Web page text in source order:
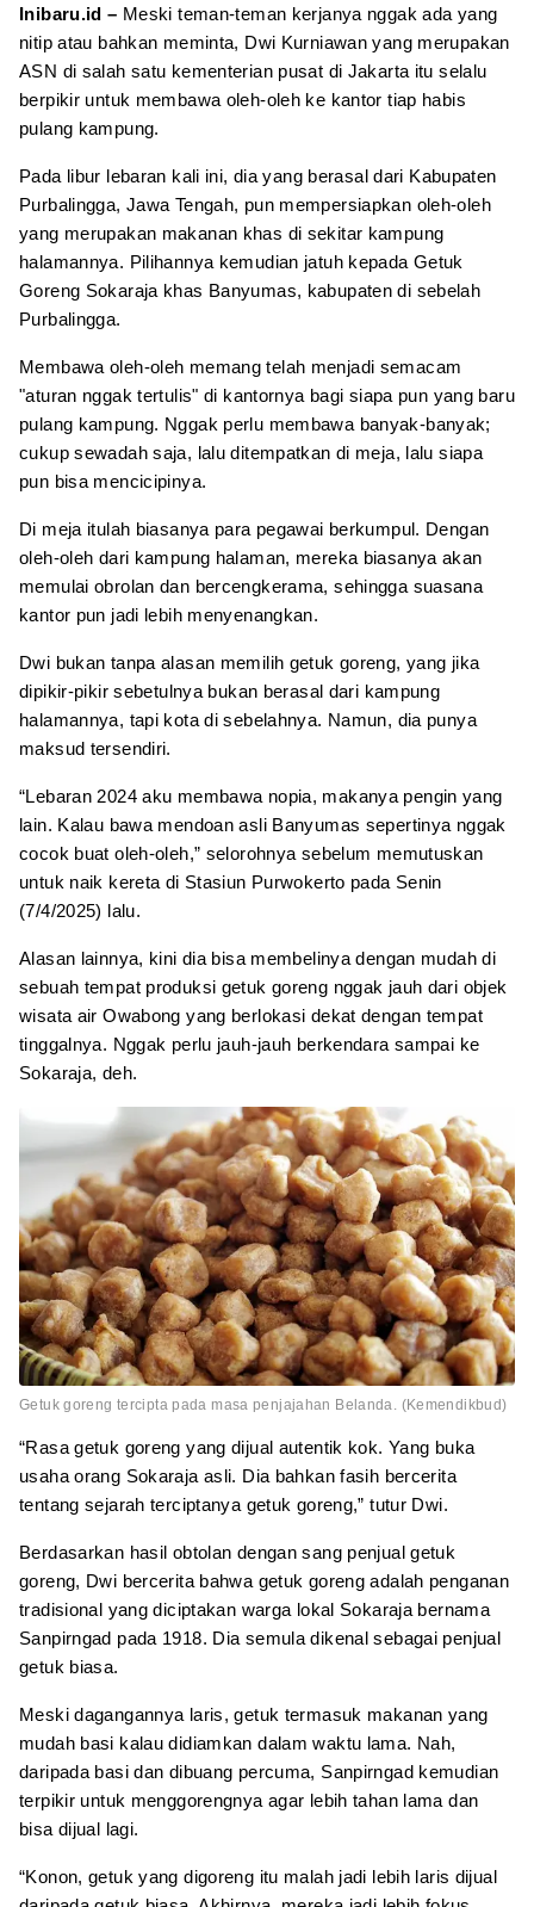
Inibaru.id – Meski teman-teman kerjanya nggak ada yang
nitip atau bahkan meminta, Dwi Kurniawan yang merupakan
ASN di salah satu kementerian pusat di Jakarta itu selalu
berpikir untuk membawa oleh-oleh ke kantor tiap habis
pulang kampung.
Pada libur lebaran kali ini, dia yang berasal dari Kabupaten
Purbalingga, Jawa Tengah, pun mempersiapkan oleh-oleh
yang merupakan makanan khas di sekitar kampung
halamannya. Pilihannya kemudian jatuh kepada Getuk
Goreng Sokaraja khas Banyumas, kabupaten di sebelah
Purbalingga.
Membawa oleh-oleh memang telah menjadi semacam
"aturan nggak tertulis" di kantornya bagi siapa pun yang baru
pulang kampung. Nggak perlu membawa banyak-banyak;
cukup sewadah saja, lalu ditempatkan di meja, lalu siapa
pun bisa mencicipinya.
Di meja itulah biasanya para pegawai berkumpul. Dengan
oleh-oleh dari kampung halaman, mereka biasanya akan
memulai obrolan dan bercengkerama, sehingga suasana
kantor pun jadi lebih menyenangkan.
Dwi bukan tanpa alasan memilih getuk goreng, yang jika
dipikir-pikir sebetulnya bukan berasal dari kampung
halamannya, tapi kota di sebelahnya. Namun, dia punya
maksud tersendiri.
“Lebaran 2024 aku membawa nopia, makanya pengin yang
lain. Kalau bawa mendoan asli Banyumas sepertinya nggak
cocok buat oleh-oleh,” selorohnya sebelum memutuskan
untuk naik kereta di Stasiun Purwokerto pada Senin
(7/4/2025) lalu.
Alasan lainnya, kini dia bisa membelinya dengan mudah di
sebuah tempat produksi getuk goreng nggak jauh dari objek
wisata air Owabong yang berlokasi dekat dengan tempat
tinggalnya. Nggak perlu jauh-jauh berkendara sampai ke
Sokaraja, deh.
Getuk goreng tercipta pada masa penjajahan Belanda. (Kemendikbud)
“Rasa getuk goreng yang dijual autentik kok. Yang buka
usaha orang Sokaraja asli. Dia bahkan fasih bercerita
tentang sejarah terciptanya getuk goreng,” tutur Dwi.
Berdasarkan hasil obtolan dengan sang penjual getuk
goreng, Dwi bercerita bahwa getuk goreng adalah penganan
tradisional yang diciptakan warga lokal Sokaraja bernama
Sanpirngad pada 1918. Dia semula dikenal sebagai penjual
getuk biasa.
Meski dagangannya laris, getuk termasuk makanan yang
mudah basi kalau didiamkan dalam waktu lama. Nah,
daripada basi dan dibuang percuma, Sanpirngad kemudian
terpikir untuk menggorengnya agar lebih tahan lama dan
bisa dijual lagi.
“Konon, getuk yang digoreng itu malah jadi lebih laris dijual